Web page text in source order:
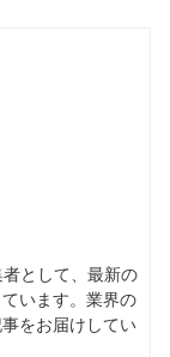
者として、最新の
います。業界の
をお届けしてい